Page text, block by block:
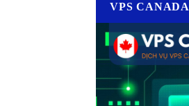
VPS CANADA